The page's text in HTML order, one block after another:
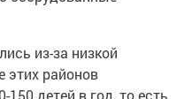
из-за низкой
районов
детей в год, то есть